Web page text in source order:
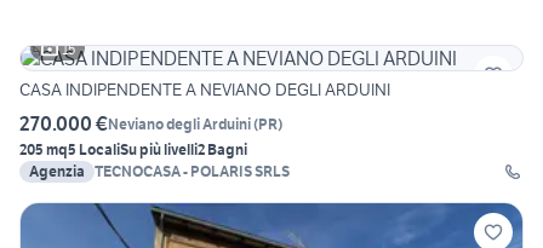
15
CASA INDIPENDENTE A NEVIANO DEGLI ARDUINI
270.000 €Neviano degli Arduini(PR)
205 mq5 LocaliSu più livelli2 Bagni
Agenzia TECNOCASA - POLARIS SRLS